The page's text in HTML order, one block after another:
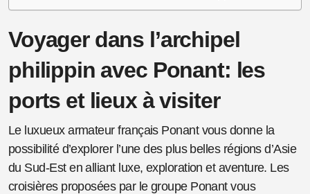
Voyager dans l’archipel
philippin avec Ponant: les
ports et lieux à visiter
Le luxueux armateur français Ponant vous donne la
possibilité d’explorer l’une des plus belles régions d’Asie
du Sud-Est en alliant luxe, exploration et aventure. Les
croisières proposées par le groupe Ponant vous